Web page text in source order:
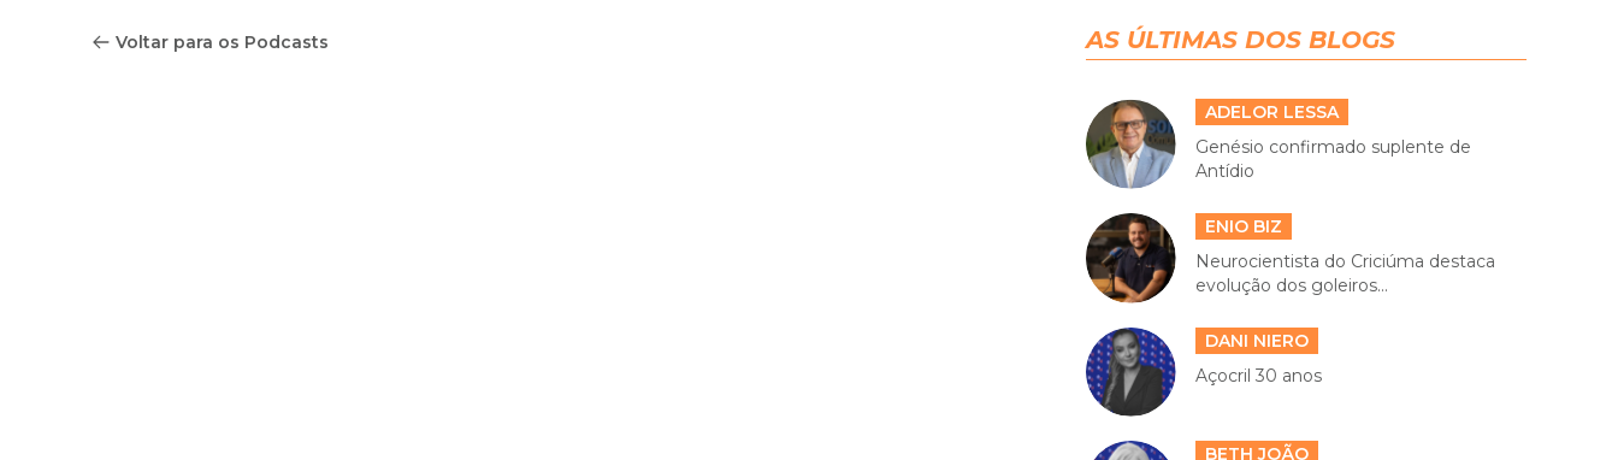
Voltar para os Podcasts AS ÚLTIMAS DOS BLOGS
ADELOR LESSA
Genésio confirmado suplente de
Antídio
ENIO BIZ
Neurocientista do Criciúma destaca
evolução dos goleiros...
DANI NIERO
Açocril 30 anos
BETH JOÃO